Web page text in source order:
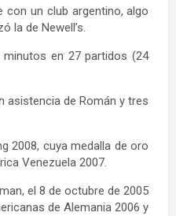
un club argentino, algo
la de Newell’s.
en 27 partidos (24
asistencia de Román y tres
2008, cuya medalla de oro
Venezuela 2007.
el 8 de octubre de 2005
de Alemania 2006 y